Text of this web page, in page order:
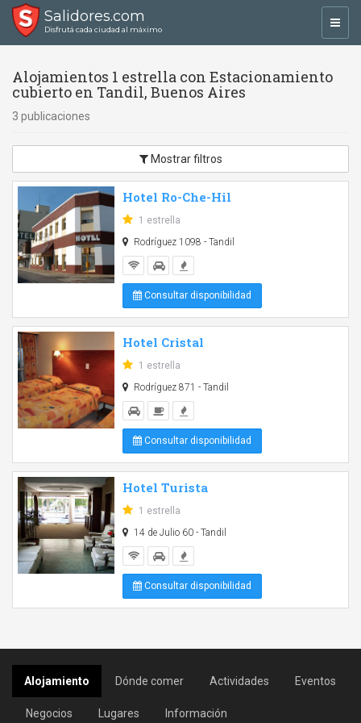
Salidores.com
Disfrutá cada ciudad al máximo
Alojamientos 1 estrella con Estacionamiento
cubierto en Tandil, Buenos Aires
3 publicaciones
Mostrar filtros
Hotel Ro-Che-Hil
1 estrella
Rodríguez 1098 - Tandil
Consultar disponibilidad
Hotel Cristal
1 estrella
Rodríguez 871 - Tandil
Consultar disponibilidad
Hotel Turista
1 estrella
14 de Julio 60 - Tandil
Consultar disponibilidad
Alojamiento Dónde comer Actividades Eventos
Negocios Lugares Información